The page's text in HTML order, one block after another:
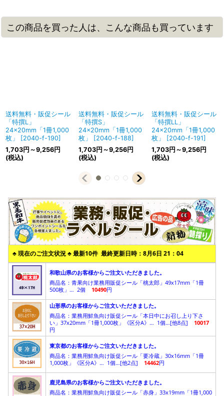
この商品を買った人は、こんな商品も買っています
送料無料・販促シール
「特撰L」
24×20mm「1冊1,000
枚」
[2040-f-190]
1,703円 ～9,256円
(税込)
送料無料・販促シール
「特撰S」
24×20mm「1冊1,000
枚」
[2040-f-188]
1,703円 ～9,256円
(税込)
送料無料・販促シール
「特撰LL」
24×20mm「1冊1,000
枚」
[2040-f-191]
1,703円 ～9,256円
(税込)